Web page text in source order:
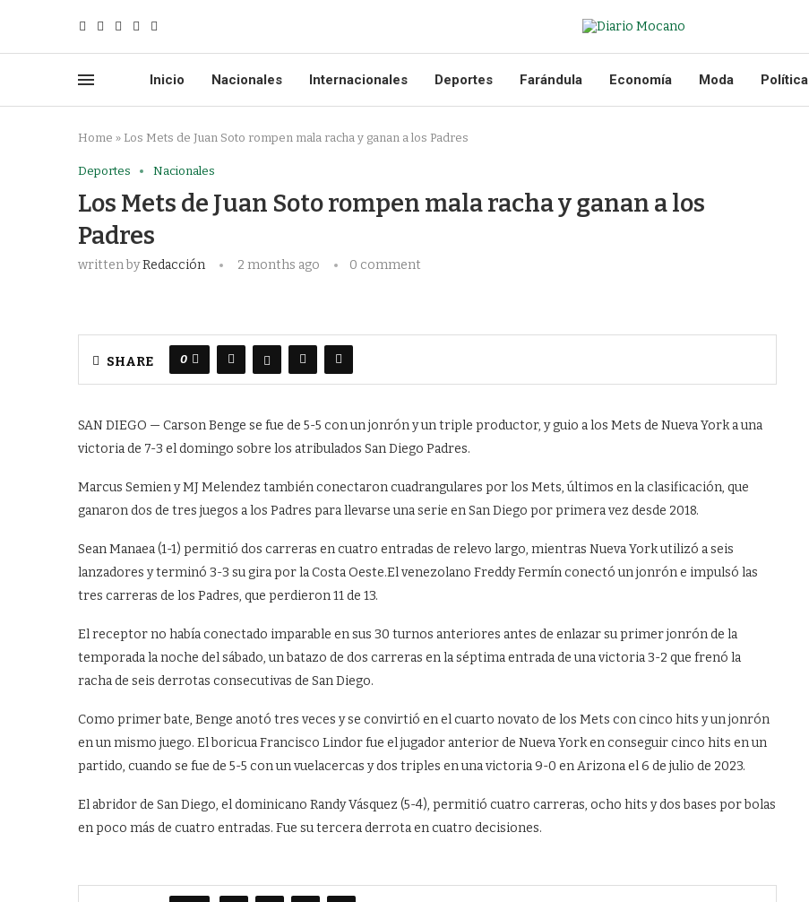
Inicio Nacionales Internacionales Deportes Farándula Economía Moda Política
Home » Los Mets de Juan Soto rompen mala racha y ganan a los Padres
Deportes Nacionales
Los Mets de Juan Soto rompen mala racha y ganan a los
Padres
written byRedacción 2 months ago 0 comment
SHARE 0
SAN DIEGO — Carson Benge se fue de 5-5 con un jonrón y un triple productor, y guio a los Mets de Nueva York a una
victoria de 7-3 el domingo sobre los atribulados San Diego Padres.
Marcus Semien y MJ Melendez también conectaron cuadrangulares por los Mets, últimos en la clasificación, que
ganaron dos de tres juegos a los Padres para llevarse una serie en San Diego por primera vez desde 2018.
Sean Manaea (1-1) permitió dos carreras en cuatro entradas de relevo largo, mientras Nueva York utilizó a seis
lanzadores y terminó 3-3 su gira por la Costa Oeste.El venezolano Freddy Fermín conectó un jonrón e impulsó las
tres carreras de los Padres, que perdieron 11 de 13.
El receptor no había conectado imparable en sus 30 turnos anteriores antes de enlazar su primer jonrón de la
temporada la noche del sábado, un batazo de dos carreras en la séptima entrada de una victoria 3-2 que frenó la
racha de seis derrotas consecutivas de San Diego.
Como primer bate, Benge anotó tres veces y se convirtió en el cuarto novato de los Mets con cinco hits y un jonrón
en un mismo juego. El boricua Francisco Lindor fue el jugador anterior de Nueva York en conseguir cinco hits en un
partido, cuando se fue de 5-5 con un vuelacercas y dos triples en una victoria 9-0 en Arizona el 6 de julio de 2023.
El abridor de San Diego, el dominicano Randy Vásquez (5-4), permitió cuatro carreras, ocho hits y dos bases por bolas
en poco más de cuatro entradas. Fue su tercera derrota en cuatro decisiones.